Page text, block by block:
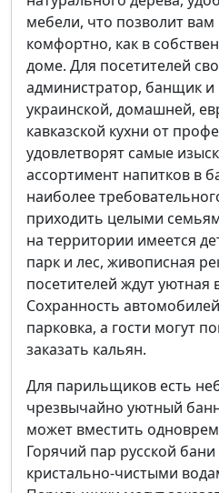
мебели, что позволит вам
комфортно, как в
доме. Для посетителей
администратор, банщик и
украинской, домашней,
кавказской кухни от
удовлетворят самые
ассортимент напитков в
наиболее
приходить целыми
на территории имеется
парк и лес, живописная
посетителей ждут уютная
Сохранность
парковка, а гости могут
заказать кальян.
Для парильщиков есть
чрезвычайно уютный
может вместить
Горячий пар русской
кристально-чистыми